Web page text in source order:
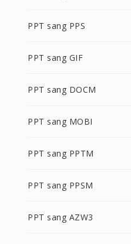
PPT sang PPS
PPT sang GIF
PPT sang DOCM
PPT sang MOBI
PPT sang PPTM
PPT sang PPSM
PPT sang AZW3